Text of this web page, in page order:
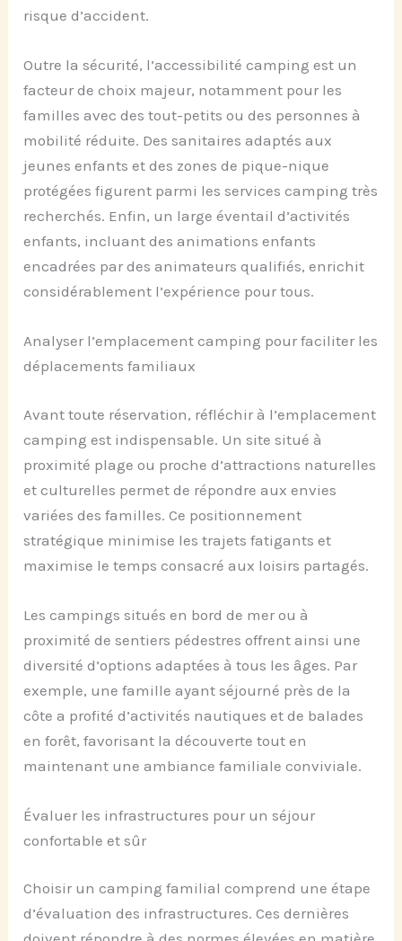
risque d’accident.
Outre la sécurité, l’accessibilité camping est un
facteur de choix majeur, notamment pour les
familles avec des tout-petits ou des personnes à
mobilité réduite. Des sanitaires adaptés aux
jeunes enfants et des zones de pique-nique
protégées figurent parmi les services camping très
recherchés. Enfin, un large éventail d’activités
enfants, incluant des animations enfants
encadrées par des animateurs qualifiés, enrichit
considérablement l’expérience pour tous.
Analyser l’emplacement camping pour faciliter les
déplacements familiaux
Avant toute réservation, réfléchir à l’emplacement
camping est indispensable. Un site situé à
proximité plage ou proche d’attractions naturelles
et culturelles permet de répondre aux envies
variées des familles. Ce positionnement
stratégique minimise les trajets fatigants et
maximise le temps consacré aux loisirs partagés.
Les campings situés en bord de mer ou à
proximité de sentiers pédestres offrent ainsi une
diversité d’options adaptées à tous les âges. Par
exemple, une famille ayant séjourné près de la
côte a profité d’activités nautiques et de balades
en forêt, favorisant la découverte tout en
maintenant une ambiance familiale conviviale.
Évaluer les infrastructures pour un séjour
confortable et sûr
Choisir un camping familial comprend une étape
d’évaluation des infrastructures. Ces dernières